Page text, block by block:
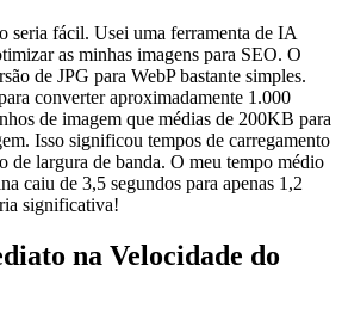
seria fácil. Usei uma ferramenta de IA
as minhas imagens para SEO. O
de JPG para WebP bastante simples.
converter aproximadamente 1.000
de imagem que médias de 200KB para
Isso significou tempos de carregamento
de largura de banda. O meu tempo médio
caiu de 3,5 segundos para apenas 1,2
significativa!
na Velocidade do